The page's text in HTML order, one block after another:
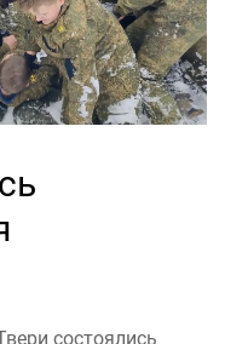
состоялись